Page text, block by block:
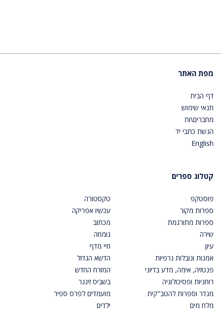
מפת האתר
דף הבית
תנאי שימוש
מחברים\ות
הגשת כתבי יד
English
קטלוג ספרים
פוסטקפ
ספרות מקור
ספרות מתורגמת
שירה
עיון
אמנות ונובלות גרפיות
פנטזיה, אימה, מדע בדיוני
רוחניות ופסיכולוגיה
מגדר וספרות להטב"קית
מלח מים
טקסטורה
עכשיו אפריקה
מכתוב
גומחה
חיי מדף
הדשא הגדול
המזרח החדש
בשביס זינגר
מועמדים לפרס ספיר
ילדים